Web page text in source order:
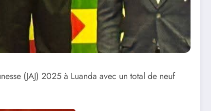
(JAJ) 2025 à Luanda avec un total de neuf